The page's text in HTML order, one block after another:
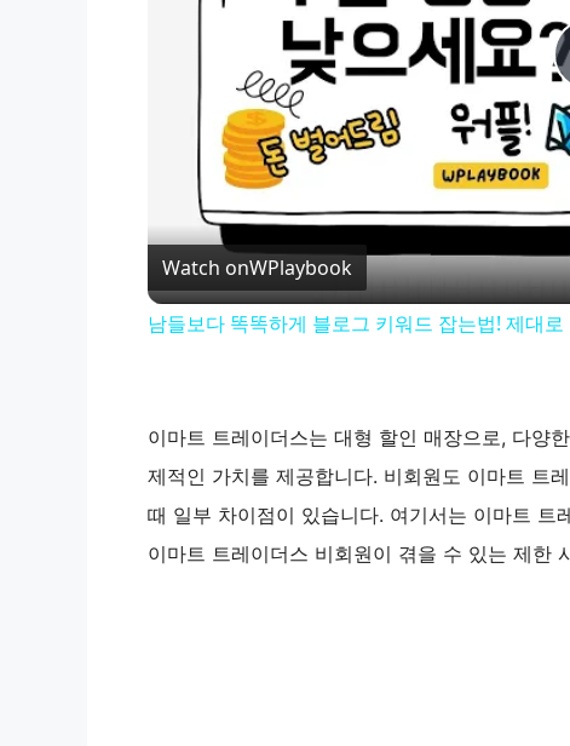
Watch onWPlaybook
남들보다 똑똑하게 블로그 키워드 잡는법! 제대로
이마트 트레이더스는 대형 할인 매장으로, 다양
제적인 가치를 제공합니다. 비회원도 이마트 트
때 일부 차이점이 있습니다. 여기서는 이마트 트
이마트 트레이더스 비회원이 겪을 수 있는 제한